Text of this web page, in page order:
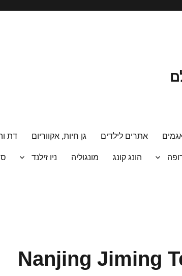
אתרים לילדים גן חיות, אקווריום דת
הונג קונג מונגוליה ניו זילנד
Nanjing Jiming